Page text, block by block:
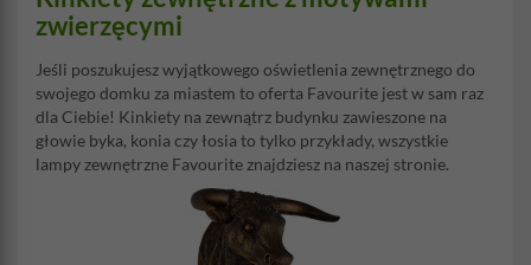
zwierzęcymi
Jeśli poszukujesz wyjątkowego oświetlenia zewnętrznego do
swojego domku za miastem to oferta Favourite jest w sam raz
dla Ciebie! Kinkiety na zewnątrz budynku zawieszone na
głowie byka, konia czy łosia to tylko przykłady, wszystkie
lampy zewnętrzne Favourite znajdziesz na naszej stronie.